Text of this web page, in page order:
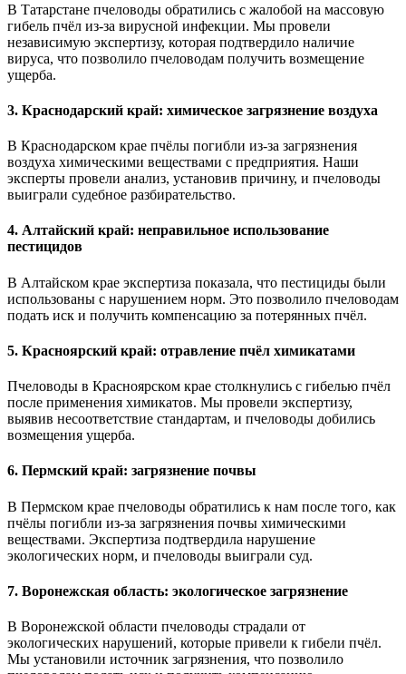
В Татарстане пчеловоды обратились с жалобой на массовую
гибель пчёл из-за вирусной инфекции. Мы провели
независимую экспертизу, которая подтвердило наличие
вируса, что позволило пчеловодам получить возмещение
ущерба.
3. Краснодарский край: химическое загрязнение воздуха
В Краснодарском крае пчёлы погибли из-за загрязнения
воздуха химическими веществами с предприятия. Наши
эксперты провели анализ, установив причину, и пчеловоды
выиграли судебное разбирательство.
4. Алтайский край: неправильное использование
пестицидов
В Алтайском крае экспертиза показала, что пестициды были
использованы с нарушением норм. Это позволило пчеловодам
подать иск и получить компенсацию за потерянных пчёл.
5. Красноярский край: отравление пчёл химикатами
Пчеловоды в Красноярском крае столкнулись с гибелью пчёл
после применения химикатов. Мы провели экспертизу,
выявив несоответствие стандартам, и пчеловоды добились
возмещения ущерба.
6. Пермский край: загрязнение почвы
В Пермском крае пчеловоды обратились к нам после того, как
пчёлы погибли из-за загрязнения почвы химическими
веществами. Экспертиза подтвердила нарушение
экологических норм, и пчеловоды выиграли суд.
7. Воронежская область: экологическое загрязнение
В Воронежской области пчеловоды страдали от
экологических нарушений, которые привели к гибели пчёл.
Мы установили источник загрязнения, что позволило